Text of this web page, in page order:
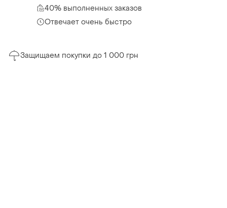
40% выполненных заказов
Отвечает очень быстро
Защищаем покупки до 1 000 грн